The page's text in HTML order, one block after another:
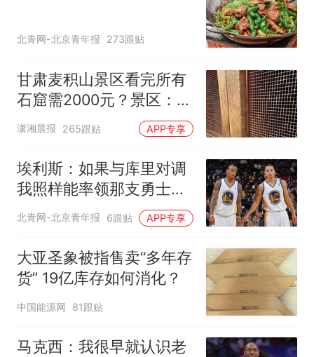
北青网-北京青年报 273跟贴
甘肃麦积山景区看完所有
石窟需2000元？景区：部
分石窟受特别保护，游客
潇湘晨报 265跟贴 APP专享
埃利斯：如果与库里对调
我照样能率领那支勇士取
得现在的成就
北青网-北京青年报 6跟贴 APP专享
大亚圣象被指售卖“多年存
货” 19亿库存如何消化？
中国能源网 81跟贴
马克西：我很早就认识老